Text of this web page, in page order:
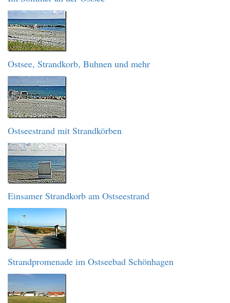
Ostsee, Strandkorb, Buhnen und mehr
Ostseestrand mit Strandkörben
Einsamer Strandkorb am Ostseestrand
Strandpromenade im Ostseebad Schönhagen